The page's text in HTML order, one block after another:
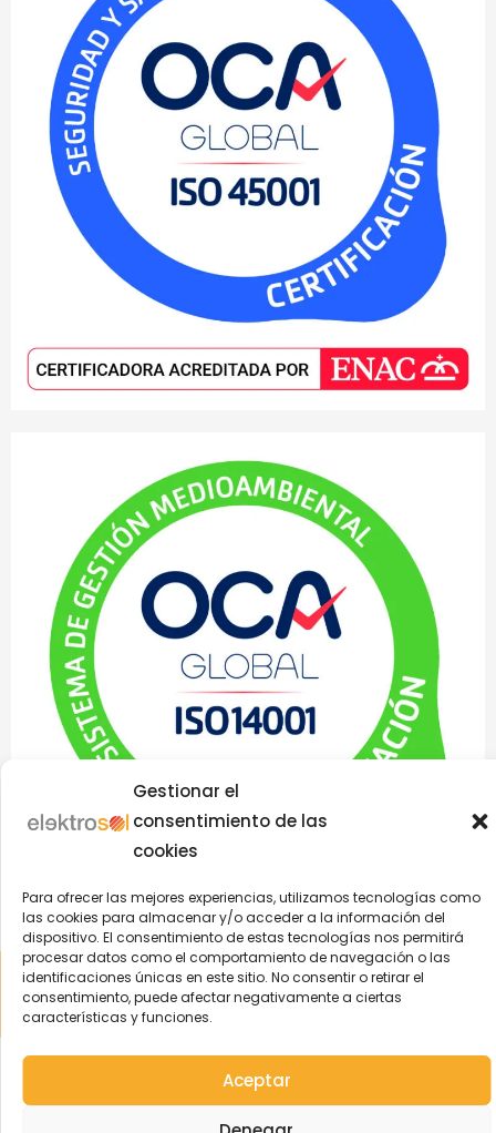
Gestionar el
consentimiento de las
cookies
Para ofrecer las mejores experiencias, utilizamos tecnologías como
las cookies para almacenar y/o acceder a la información del
dispositivo. El consentimiento de estas tecnologías nos permitirá
procesar datos como el comportamiento de navegación o las
identificaciones únicas en este sitio. No consentir o retirar el
consentimiento, puede afectar negativamente a ciertas
características y funciones.
Aceptar
Aviso Legal|Política de Privacidad|Política Cookies|Política
Integrada| © 2004-2022 Elektrosol | ️Todos los derechos
reservados